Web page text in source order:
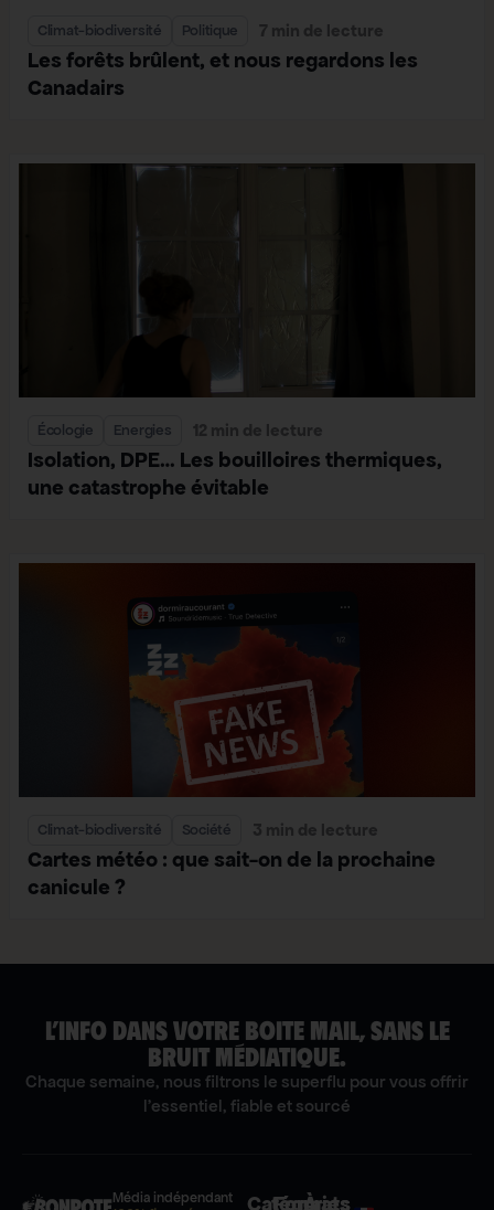
Climat-biodiversité Politique 7 min de lecture
Les forêts brûlent, et nous regardons les
Canadairs
Écologie Energies 12 min de lecture
Isolation, DPE… Les bouilloires thermiques,
une catastrophe évitable
Climat-biodiversité Société 3 min de lecture
Cartes météo : que sait-on de la prochaine
canicule ?
L’INFO DANS VOTRE BOITE MAIL, SANS LE
BRUIT MÉDIATIQUE.
Chaque semaine, nous filtrons le superflu pour vous offrir
l'essentiel, fiable et sourcé
Média indépendant
Catégories
Formats
À